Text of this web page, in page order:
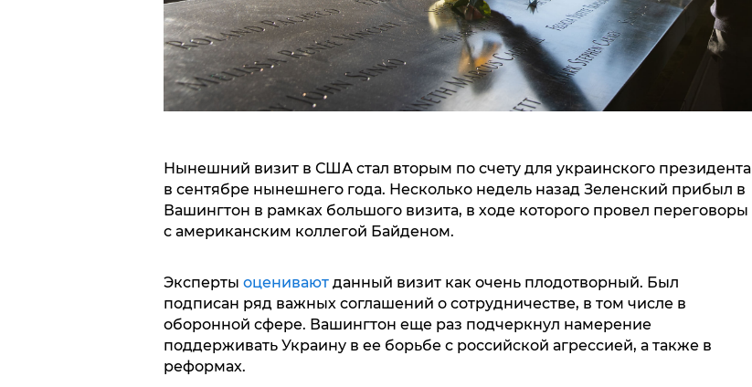
Нынешний визит в США стал вторым по счету для украинского президента
в сентябре нынешнего года. Несколько недель назад Зеленский прибыл в
Вашингтон в рамках большого визита, в ходе которого провел переговоры
с американским коллегой Байденом.
Эксперты оцениваютданный визит как очень плодотворный. Был
подписан ряд важных соглашений о сотрудничестве, в том числе в
оборонной сфере. Вашингтон еще раз подчеркнул намерение
поддерживать Украину в ее борьбе с российской агрессией, а также в
реформах.